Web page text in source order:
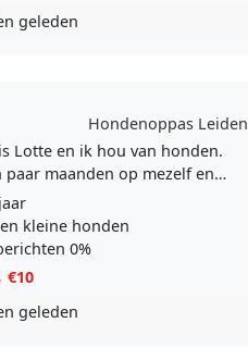
geleden
Hondenoppas Leiden
Lotte en ik hou van honden.
maanden op mezelf en
met honden erg mis. Ik
kleine honden
0%
€10
geleden